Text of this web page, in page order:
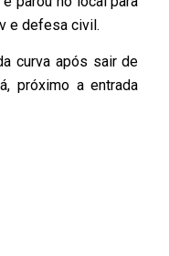
e defesa civil.
curva após sair de
próximo a entrada